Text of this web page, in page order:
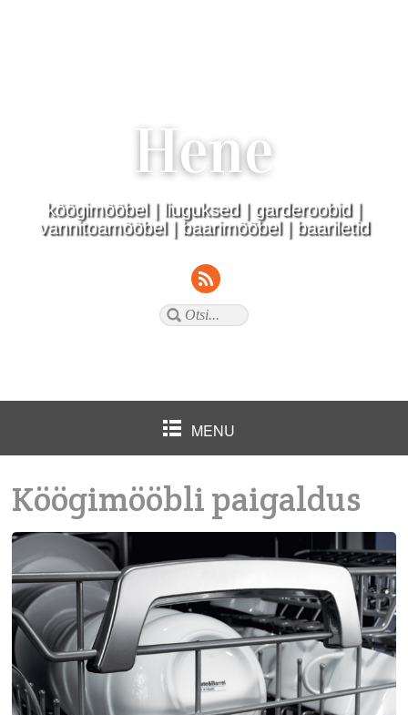
Hene
köögimööbel | liuguksed | garderoobid |
vannitoamööbel | baarimööbel | baariletid
MENU
Köögimööbli paigaldus